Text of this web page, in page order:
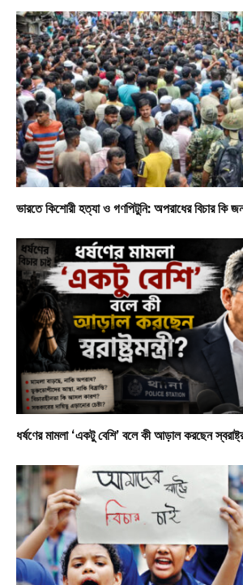
ভারতে কিশোরী হত্যা ও গণপিটুনি: অপরাধের বিচার কি
ধর্ষণের মামলা ‘একটু বেশি’ বলে কী আড়াল করছেন